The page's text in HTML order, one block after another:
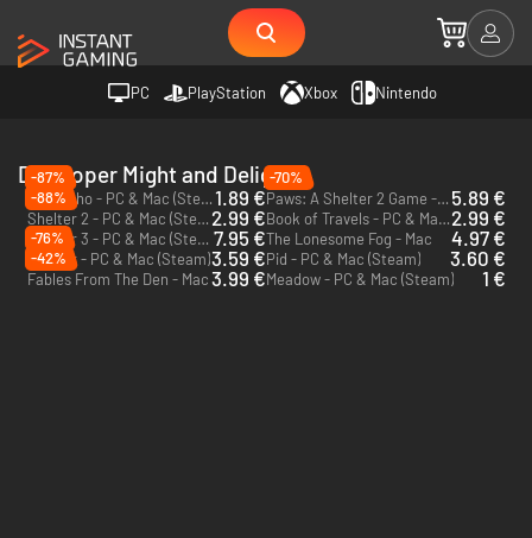
PC PlayStation Xbox Nintendo
Developer Might and Delight
-87%
Tiny Echo - PC & Mac (Steam)1.89 €
-70%
Paws: A Shelter 2 Game - PC & Mac (Steam) 5.89 €
-88%
Shelter 2 - PC & Mac (Steam) 2.99 € Book of Travels - PC & Mac (Steam)2.99 €
Shelter 3 - PC & Mac (Steam) 7.95 €The Lonesome Fog - Mac 4.97 €
-76%
Shelter - PC & Mac (Steam)3.59 €Pid - PC & Mac (Steam) 3.60 €
-42%
Fables From The Den - Mac3.99 €Meadow - PC & Mac (Steam) 1 €